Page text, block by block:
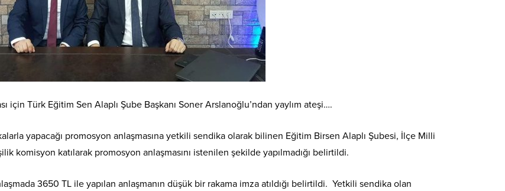
için Türk Eğitim Sen Alaplı Şube Başkanı Soner Arslanoğlu’ndan yaylım ateşi….
yapacağı promosyon anlaşmasına yetkili sendika olarak bilinen Eğitim Birsen Alaplı Şubesi, İlçe Milli
komisyon katılarak promosyon anlaşmasını istenilen şekilde yapılmadığı belirtildi.
3650 TL ile yapılan anlaşmanın düşük bir rakama imza atıldığı belirtildi. Yetkili sendika olan